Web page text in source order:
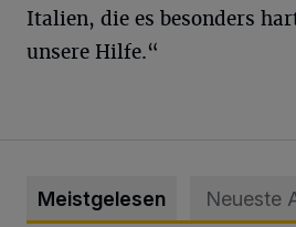
Italien, die es besonders
unsere Hilfe.“
Meistgelesen Neueste